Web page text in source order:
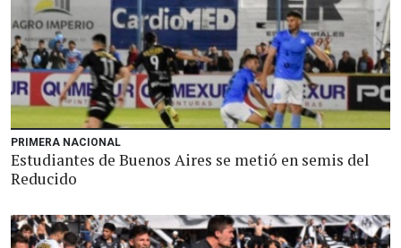
PRIMERA NACIONAL
Estudiantes de Buenos Aires se metió en semis del
Reducido